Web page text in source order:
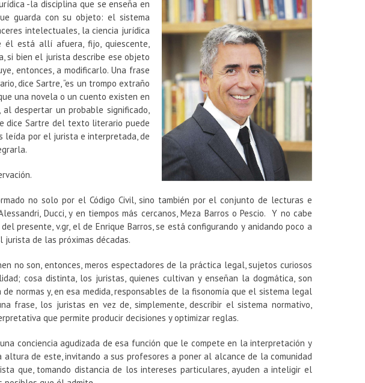
-la disciplina que se enseña en
guarda con su objeto: el sistema
intelectuales, la ciencia jurídica
él está allí afuera, fijo, quiescente,
si bien el jurista describe ese objeto
entonces, a modificarlo. Una frase
dice Sartre, “es un trompo extraño
una novela o un cuento existen en
despertar un probable significado,
dice Sartre del texto literario puede
leída por el jurista e interpretada, de
no solo por el Código Civil, sino también por el conjunto de lecturas e
Ducci, y en tiempos más cercanos, Meza Barros o Pescio. Y no cabe
presente, v.gr, el de Enrique Barros, se está configurando y anidando poco a
de las próximas décadas.
no son, entonces, meros espectadores de la práctica legal, sujetos curiosos
cosa distinta, los juristas, quienes cultivan y enseñan la dogmática, son
normas y, en esa medida, responsables de la fisonomía que el sistema legal
frase, los juristas en vez de, simplemente, describir el sistema normativo,
que permite producir decisiones y optimizar reglas.
conciencia agudizada de esa función que le compete en la interpretación y
de este, invitando a sus profesores a poner al alcance de la comunidad
que, tomando distancia de los intereses particulares, ayuden a inteligir el